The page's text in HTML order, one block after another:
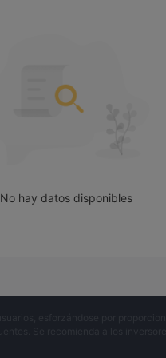
No hay datos disponibles